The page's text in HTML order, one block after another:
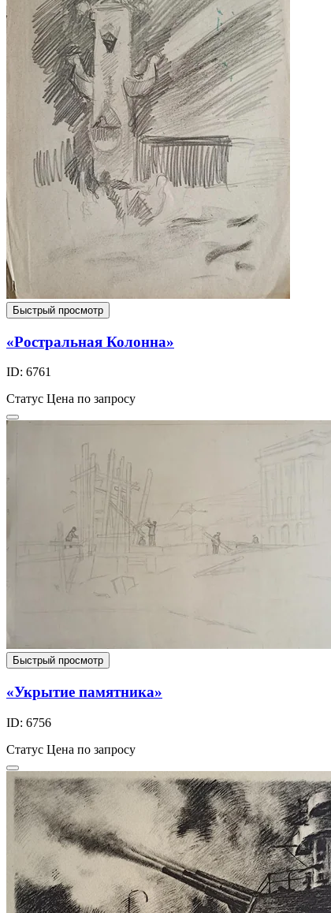
Быстрый просмотр
«Ростральная Колонна»
ID: 6761
Статус Цена по запросу
Быстрый просмотр
«Укрытие памятника»
ID: 6756
Статус Цена по запросу